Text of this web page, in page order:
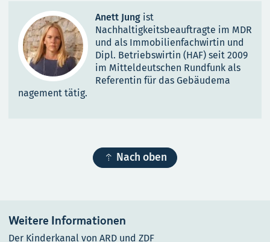
Anett Jung ist
Nachhaltigkeitsbeauftragte im MDR
und als Immobilienfachwirtin und
Dipl. Betriebswirtin (HAF) seit 2009
im Mitteldeutschen Rundfunk als
Referentin für das Gebäudema
nagement tätig.
 Nach oben
Weitere Informationen
Der Kinderkanal von ARD und ZDF